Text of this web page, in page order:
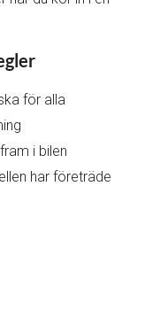
för alla
i bilen
har företräde